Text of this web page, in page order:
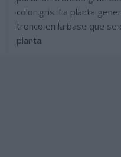
color gris. La planta
tronco en la base que se
planta.